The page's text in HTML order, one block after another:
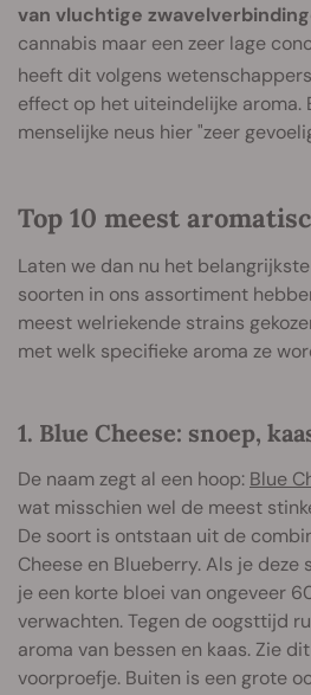
van vluchtige
cannabis maar een zeer lage
heeft dit volgens wetenschappers
effect op het uiteindelijke aroma.
menselijke neus hier "zeer
Top 10 meest
Laten we dan nu het
soorten in ons assortiment
meest welriekende strains
met welk specifieke aroma ze
1. Blue Cheese: snoep,
De naam zegt al een hoop: Blue
wat misschien wel de meest
De soort is ontstaan uit de
Cheese en Blueberry. Als je deze
je een korte bloei van ongeveer
verwachten. Tegen de oogsttijd
aroma van bessen en kaas. Zie
voorproefje. Buiten is een grote